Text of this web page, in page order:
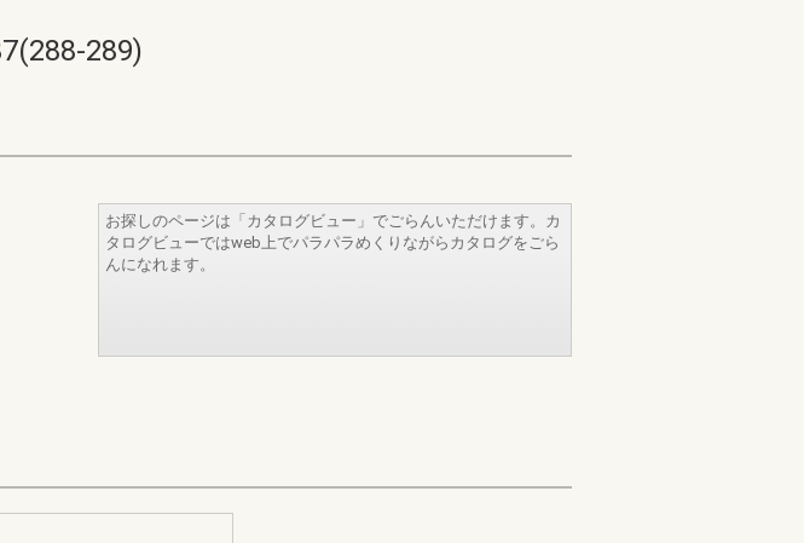
289)
お探しのページは「カタログビュー」でごらんいただけます。カ
タログビューではweb上でパラパラめくりながらカタログをごら
んになれます。